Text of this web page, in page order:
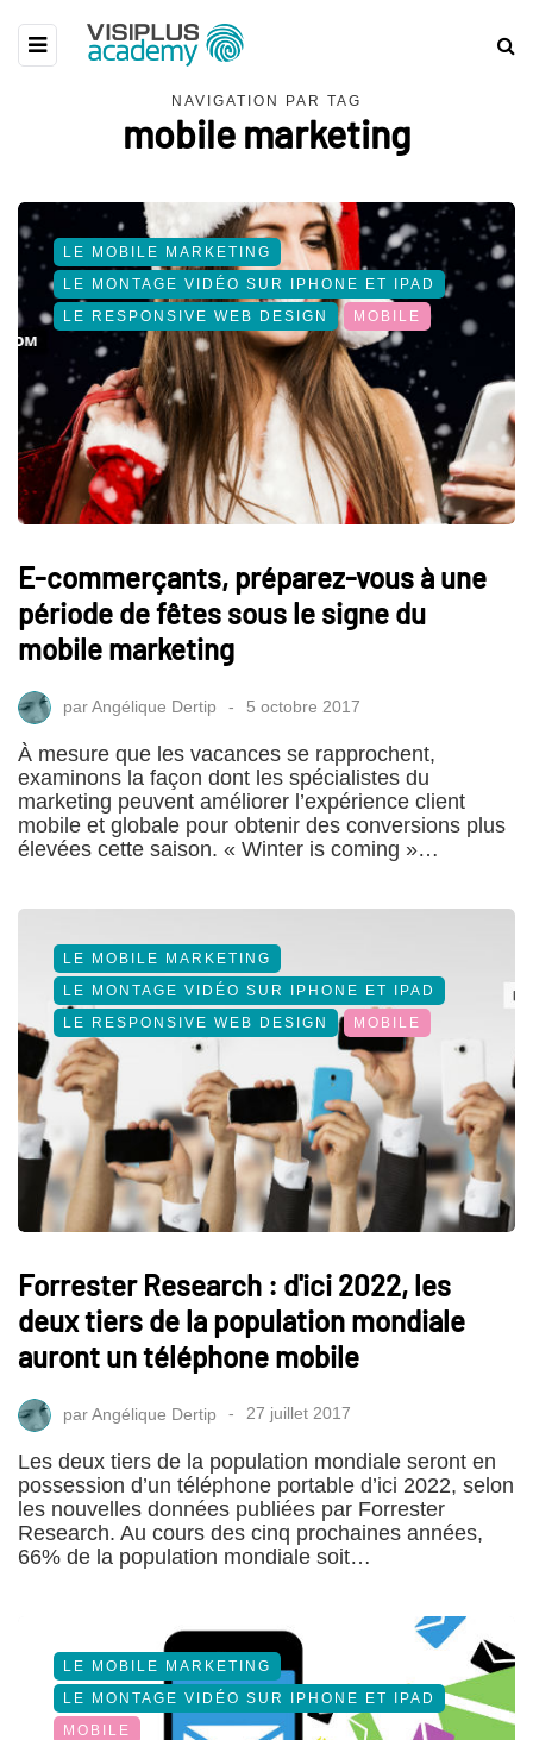
NAVIGATION PAR TAG
mobile marketing
LE MOBILE MARKETING
LE MONTAGE VIDÉO SUR IPHONE ET IPAD
LE RESPONSIVE WEB DESIGN
MOBILE
E-commerçants, préparez-vous à une
période de fêtes sous le signe du
mobile marketing
parAngélique Dertip 5 octobre 2017
À mesure que les vacances se rapprochent,
examinons la façon dont les spécialistes du
marketing peuvent améliorer l’expérience client
mobile et globale pour obtenir des conversions plus
élevées cette saison. « Winter is coming »…
LE MOBILE MARKETING
LE MONTAGE VIDÉO SUR IPHONE ET IPAD
LE RESPONSIVE WEB DESIGN
MOBILE
Forrester Research : d'ici 2022, les
deux tiers de la population mondiale
auront un téléphone mobile
parAngélique Dertip 27 juillet 2017
Les deux tiers de la population mondiale seront en
possession d’un téléphone portable d’ici 2022, selon
les nouvelles données publiées par Forrester
Research. Au cours des cinq prochaines années,
66% de la population mondiale soit…
LE MOBILE MARKETING
LE MONTAGE VIDÉO SUR IPHONE ET IPAD
MOBILE